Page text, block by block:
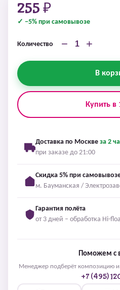
255 ₽
✓ −5% при самовывозе
Количество − +
В
Купить в
Доставка по Москве за 2
при заказе до 21:00
Скидка 5% при
м. Бауманская /
Гарантия полёта
от 3 дней – обработка Hi-
Поможем с
Менеджер подберёт композицию и
+7 (495)